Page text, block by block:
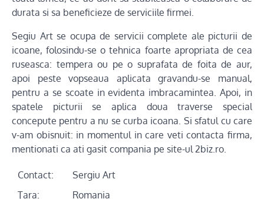
durata si sa beneficieze de serviciile firmei.
Segiu Art se ocupa de servicii complete ale picturii de
icoane, folosindu-se o tehnica foarte apropriata de cea
ruseasca: tempera ou pe o suprafata de foita de aur,
apoi peste vopseaua aplicata gravandu-se manual,
pentru a se scoate in evidenta imbracamintea. Apoi, in
spatele picturii se aplica doua traverse special
concepute pentru a nu se curba icoana. Si sfatul cu care
v-am obisnuit: in momentul in care veti contacta firma,
mentionati ca ati gasit compania pe site-ul 2biz.ro.
Contact:
Sergiu Art
Ţara:
Romania